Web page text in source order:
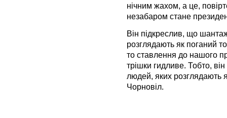
нічним жахом, а це,
незабаром стане
Він підкреслив, що
розглядають як поганий
то ставлення до нашого
трішки гидливе. Тобто,
людей, яких розглядають
Чорновіл.